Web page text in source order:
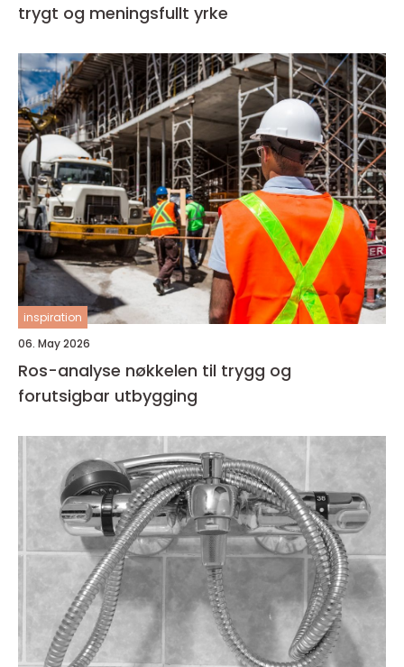
trygt og meningsfullt yrke
inspiration
06. May 2026
Ros-analyse nøkkelen til trygg og
forutsigbar utbygging